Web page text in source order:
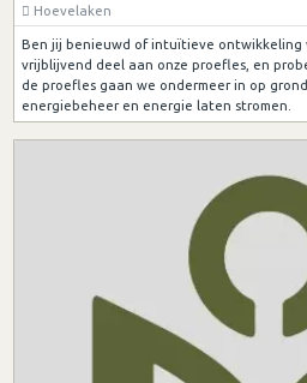
Hoevelaken
Ben jij benieuwd of intuïtieve ontwikkeling
vrijblijvend deel aan onze proefles, en
de proefles gaan we ondermeer in op
energiebeheer en energie laten stromen.